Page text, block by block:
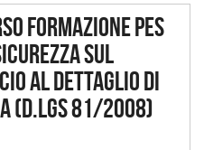
formazione PES
sul
al dettaglio di
(D.lgs 81/2008)